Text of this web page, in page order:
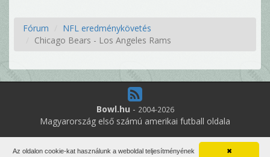
Fórum
NFL eredménykövetés
Chicago Bears - Los Angeles Rams
Bowl.hu - 2004-2026
Magyarország első számú amerikai futball oldala
11
online felhasználó
✖
Az oldalon cookie-kat használunk a weboldal teljesítményének